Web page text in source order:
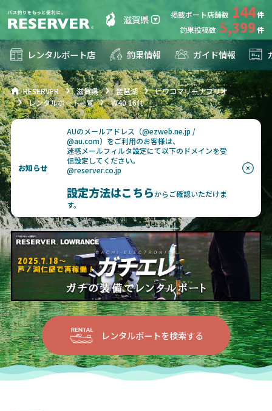
滋賀県 掲載ボート店舗数 144
釣果投稿数 5,399
レンタルボート店 釣果情報 ガイド情報
RESERVER 滋賀県 琵琶湖
ビワコマリーナフリオ
レンタルボート一覧
W40 16ft
お知らせ
AUのメールアドレス（@ezweb.ne.jp /
@au.com）をご利用のお客様は、
迷惑メールフィルタ設定にて以下のドメインを受
信設定してください。
@reserver.co.jp
設定方法はこちらからご確認いただけま
す。
レンタルボートを検索する